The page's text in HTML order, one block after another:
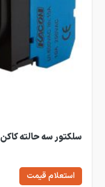
سلکتور سه حالته کاکن KACON J2-51
استعلام قیمت